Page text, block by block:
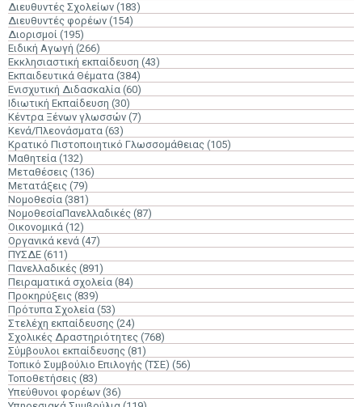
Διευθυντές Σχολείων (183)
Διευθυντές φορέων (154)
Διορισμοί (195)
Ειδική Αγωγή (266)
Εκκλησιαστική εκπαίδευση (43)
Εκπαιδευτικά Θέματα (384)
Ενισχυτική Διδασκαλία (60)
Ιδιωτική Εκπαίδευση (30)
Κέντρα Ξένων γλωσσών (7)
Κενά/Πλεονάσματα (63)
Κρατικό Πιστοποιητικό Γλωσσομάθειας (105)
Μαθητεία (132)
Μεταθέσεις (136)
Μετατάξεις (79)
Νομοθεσία (381)
ΝομοθεσίαΠανελλαδικές (87)
Οικονομικά (12)
Οργανικά κενά (47)
ΠΥΣΔΕ (611)
Πανελλαδικές (891)
Πειραματικά σχολεία (84)
Προκηρύξεις (839)
Πρότυπα Σχολεία (53)
Στελέχη εκπαίδευσης (24)
Σχολικές Δραστηριότητες (768)
Σύμβουλοι εκπαίδευσης (81)
Τοπικό Συμβούλιο Επιλογής (ΤΣΕ) (56)
Τοποθετήσεις (83)
Υπεύθυνοι φορέων (36)